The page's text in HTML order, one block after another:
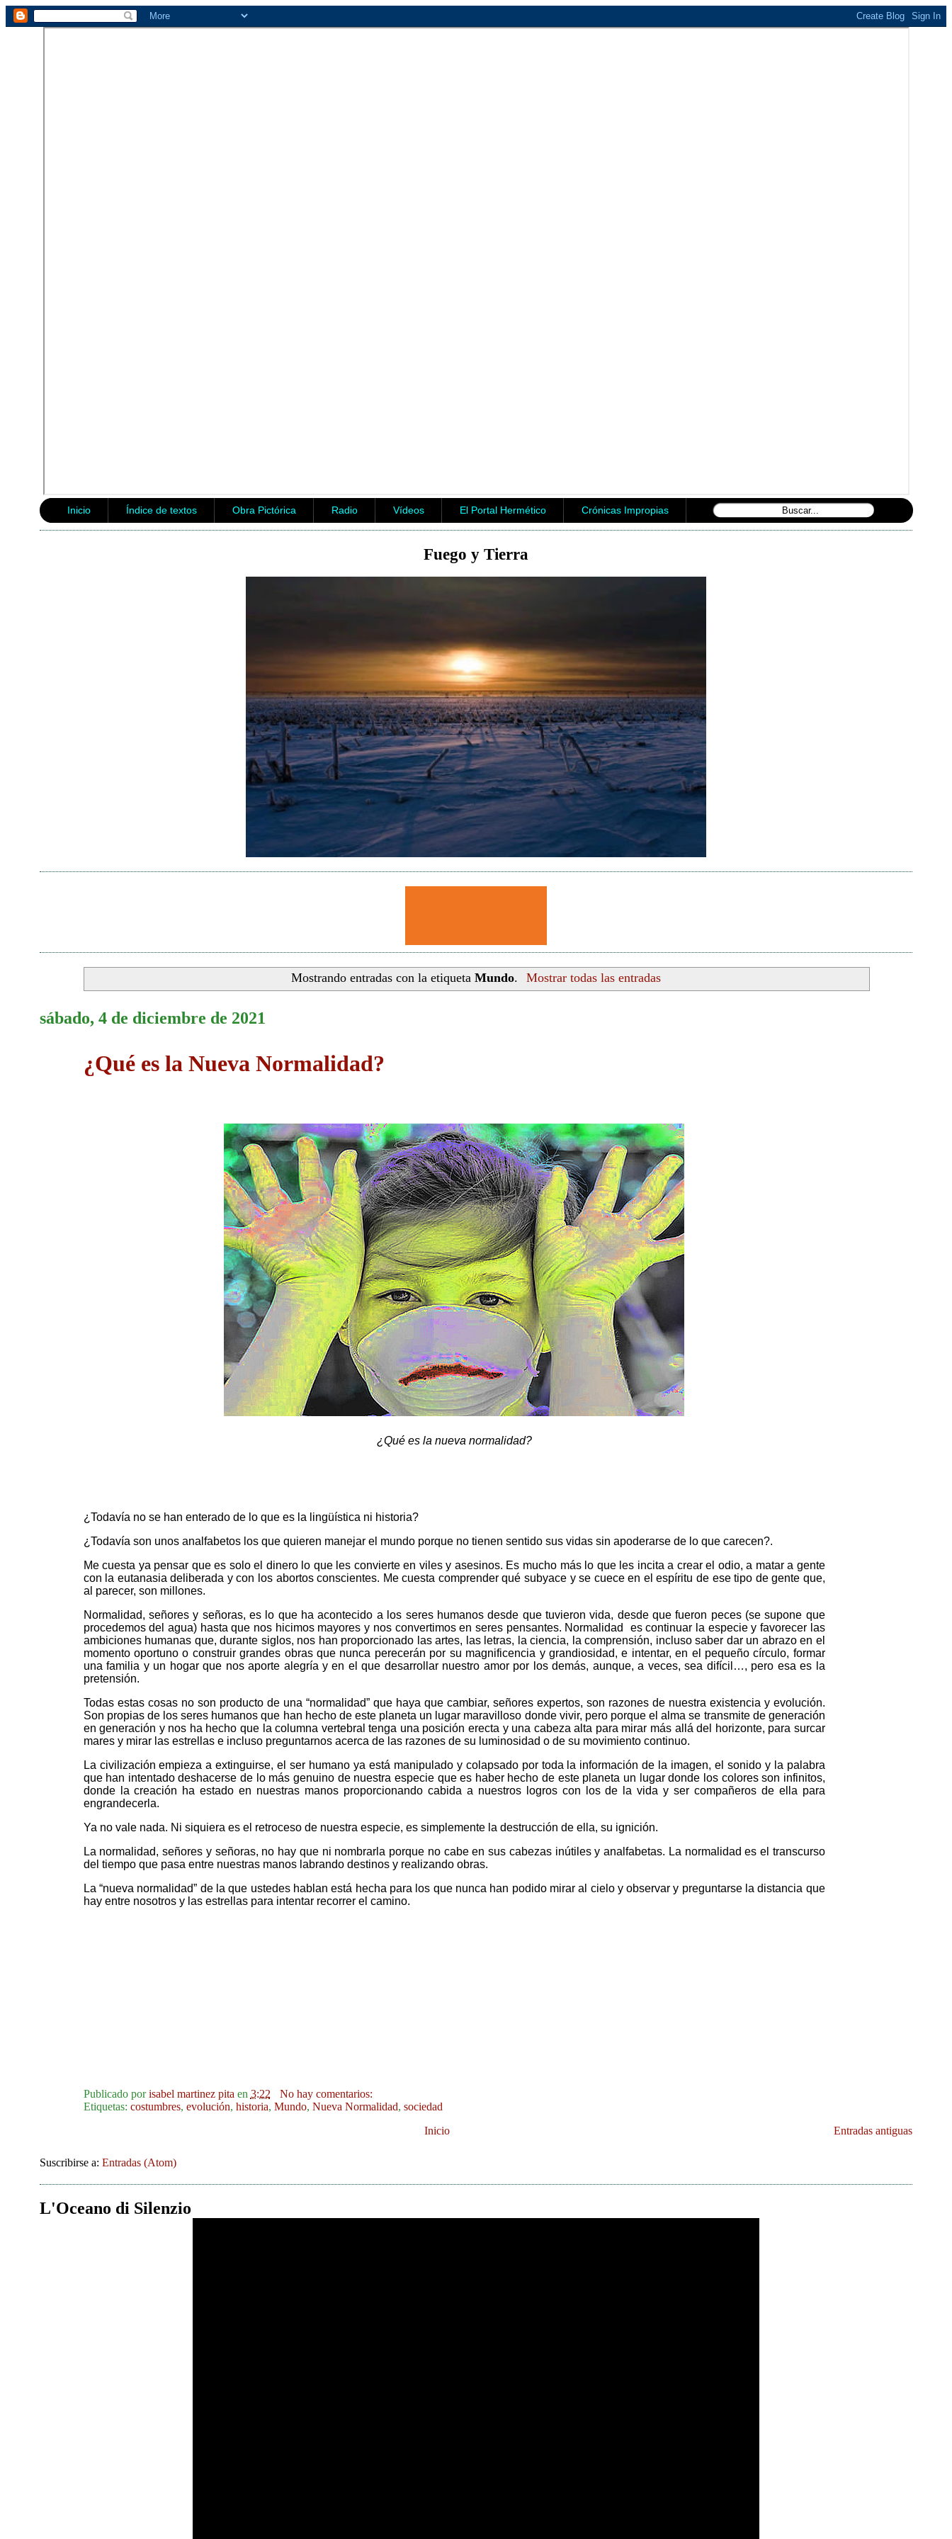
Inicio Índice de textos Obra Pictórica Radio Vídeos El Portal Hermético Crónicas Impropias
Fuego y Tierra
Mostrando entradas con la etiqueta Mundo. Mostrar todas las entradas
sábado, 4 de diciembre de 2021
¿Qué es la Nueva Normalidad?
¿Qué es la nueva normalidad?
¿Todavía no se han enterado de lo que es la lingüística ni historia?
¿Todavía son unos analfabetos los que quieren manejar el mundo porque no tienen sentido sus vidas sin apoderarse de lo que carecen?.
Me cuesta ya pensar que es solo el dinero lo que les convierte en viles y asesinos. Es mucho más lo que les incita a crear el odio, a matar a gente
con la eutanasia deliberada y con los abortos conscientes. Me cuesta comprender qué subyace y se cuece en el espíritu de ese tipo de gente que,
al parecer, son millones.
Normalidad, señores y señoras, es lo que ha acontecido a los seres humanos desde que tuvieron vida, desde que fueron peces (se supone que
procedemos del agua) hasta que nos hicimos mayores y nos convertimos en seres pensantes. Normalidad
es continuar la especie y favorecer las
ambiciones humanas que, durante siglos, nos han proporcionado las artes, las letras, la ciencia, la comprensión, incluso saber dar un abrazo en el
momento oportuno o construir grandes obras que nunca perecerán por su magnificencia y grandiosidad, e intentar, en el pequeño círculo, formar
una familia y un hogar que nos aporte alegría y en el que desarrollar nuestro amor por los demás, aunque, a veces, sea difícil…, pero esa es la
pretensión.
Todas estas cosas no son producto de una “normalidad” que haya que cambiar, señores expertos, son razones de nuestra existencia y evolución.
Son propias de los seres humanos que han hecho de este planeta un lugar maravilloso donde vivir, pero porque el alma se transmite de generación
en generación y nos ha hecho que la columna vertebral tenga una posición erecta y una cabeza alta para mirar más allá del horizonte, para surcar
mares y mirar las estrellas e incluso preguntarnos acerca de las razones de su luminosidad o de su movimiento continuo.
La civilización empieza a extinguirse, el ser humano ya está manipulado y colapsado por toda la información de la imagen, el sonido y la palabra
que han intentado deshacerse de lo más genuino de nuestra especie que es haber hecho de este planeta un lugar donde los colores son infinitos,
donde la creación ha estado en nuestras manos proporcionando cabida a nuestros logros con los de la vida y ser compañeros de ella para
engrandecerla.
Ya no vale nada. Ni siquiera es el retroceso de nuestra especie, es simplemente la destrucción de ella, su ignición.
La normalidad, señores y señoras, no hay que ni nombrarla porque no cabe en sus cabezas inútiles y analfabetas. La normalidad es el transcurso
del tiempo que pasa entre nuestras manos labrando destinos y realizando obras.
La “nueva normalidad” de la que ustedes hablan está hecha para los que nunca han podido mirar al cielo y observar y preguntarse la distancia que
hay entre nosotros y las estrellas para intentar recorrer el camino.
Publicado porisabel martinez pita en 3:22
No hay comentarios:
Etiquetas: costumbres, evolución, historia, Mundo, Nueva Normalidad, sociedad
Entradas antiguas
Inicio
Suscribirse a: Entradas (Atom)
L'Oceano di Silenzio